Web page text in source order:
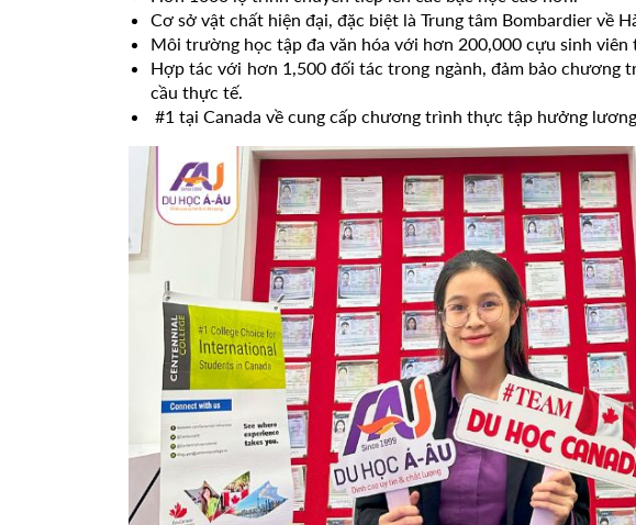
Cơ sở vật chất hiện đại, đặc biệt là Trung tâm Bombardier về
Môi trường học tập đa văn hóa với hơn 200,000 cựu sinh viên
Hợp tác với hơn 1,500 đối tác trong ngành, đảm bảo chương
cầu thực tế.
#1 tại Canada về cung cấp chương trình thực tập hưởng